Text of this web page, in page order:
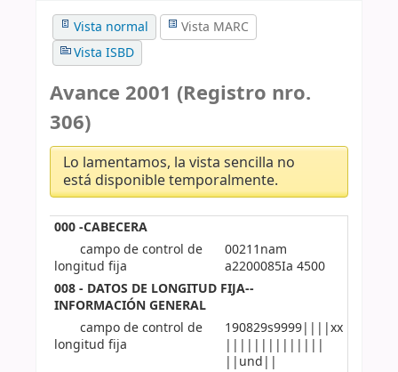
Vista normal
Vista MARC
Vista ISBD
Avance 2001 (Registro nro.
306)
Lo lamentamos, la vista sencilla no
está disponible temporalmente.
000 -CABECERA
campo de control de
longitud fija
00211nam
a2200085Ia 4500
008 - DATOS DE LONGITUD FIJA--
INFORMACIÓN GENERAL
campo de control de
longitud fija
190829s9999||||xx
||||||||||||||
||und||